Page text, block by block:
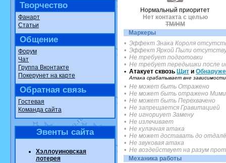
Творчество
Фанарт
Статьи
Общение
Форум
Чат
Группа Вконтакте
Покерунет на карте
Обратная связь
Гостевая
Команда сайта
Эвенты сайта
Хэллоуиновская
лотерея
Нормальный приоритет
Нет контакта с целью
TM/HM
Маркеры
• Эффект Знака Короля
• Эффект Яркой Пыли
• Не требует подготовки
• Не требует передышки после
• Атакует сквозь Щит и
Атака срабатывает вне
• Не может быть Отражено
• Не может быть отражено
• Не может быть Перехвачено
• Не запрещается Гравитацией
• Не игнориует Замену
• Не излечивает
• Не кулачная атака
• Не может доставать до
• Не звуковая атака
• Не воздействует на разум
Механика работы